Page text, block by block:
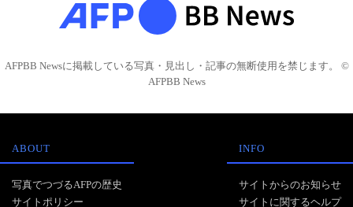
AFPBB Newsに掲載している写真・見出し・記事の無断使用を禁じます。 ©
AFPBB News
ABOUT
写真でつづるAFPの歴史
サイトポリシー
INFO
サイトからのお知らせ
サイトに関するヘルプ